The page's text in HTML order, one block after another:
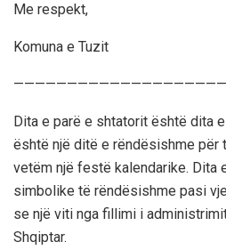
Me respekt,
Komuna e Tuzit
Dita e parë e shtatorit është dita
është një ditë e rëndësishme për
vetëm një festë kalendarike. Dita
simbolike të rëndësishme pasi
se një viti nga fillimi i
Shqiptar.